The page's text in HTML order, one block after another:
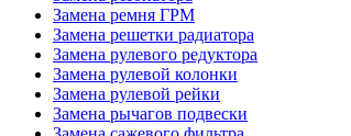
Замена ремня ГРМ
Замена решетки радиатора
Замена рулевого редуктора
Замена рулевой колонки
Замена рулевой рейки
Замена рычагов подвески